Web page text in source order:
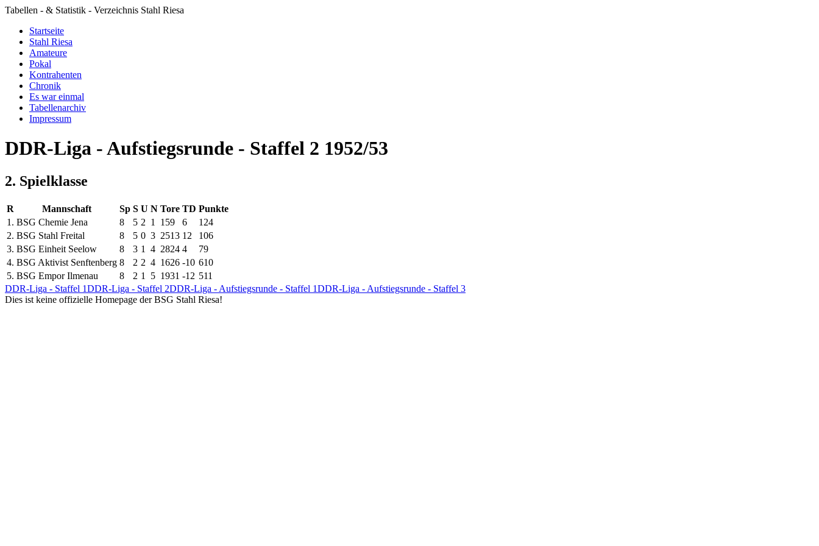
Tabellen - & Statistik - Verzeichnis Stahl Riesa
Startseite
Stahl Riesa
Amateure
Pokal
Kontrahenten
Chronik
Es war einmal
Tabellenarchiv
Impressum
DDR-Liga - Aufstiegsrunde - Staffel 2 1952/53
2. Spielklasse
R Mannschaft Sp S U N Tore TD Punkte
1. BSG Chemie Jena 8 5 2 1 159 6 124
2. BSG Stahl Freital 8 5 0 3 2513 12 106
3. BSG Einheit Seelow 8 3 1 4 2824 4 79
4. BSG Aktivist Senftenberg 8 2 2 4 1626 -10 610
5. BSG Empor Ilmenau 8 2 1 5 1931 -12 511
DDR-Liga - Staffel 1DDR-Liga - Staffel 2DDR-Liga - Aufstiegsrunde - Staffel 1DDR-Liga - Aufstiegsrunde - Staffel 3
Dies ist keine offizielle Homepage der BSG Stahl Riesa!